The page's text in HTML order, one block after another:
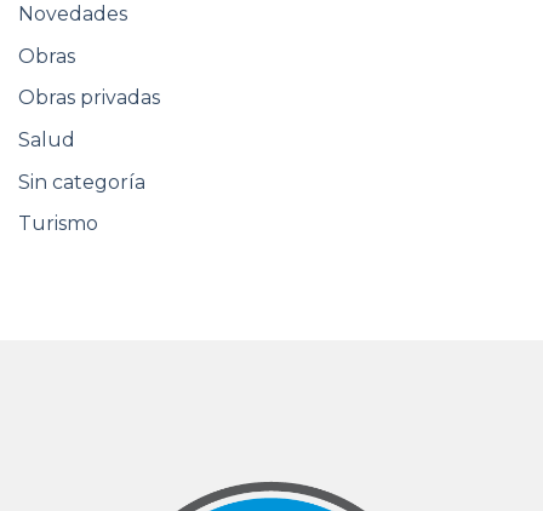
Novedades
Obras
Obras privadas
Salud
Sin categoría
Turismo